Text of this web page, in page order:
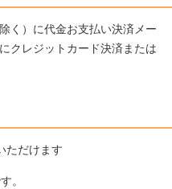
く）に代金お支払い決済メー
クレジットカード決済または
ただけます
。